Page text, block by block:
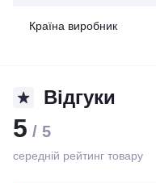
Країна виробник
Відгуки
5 / 5
середній рейтинг товару